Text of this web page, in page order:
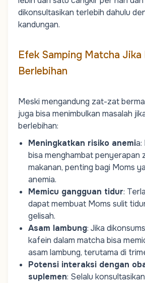
dikonsultasikan terlebih dahulu
kandungan.
Efek Samping Matcha Jika
Berlebihan
Meski mengandung zat-zat
juga bisa menimbulkan masalah
berlebihan:
Meningkatkan risiko anemia:
bisa menghambat penyerapan
makanan, penting bagi Moms
anemia.
Memicu gangguan tidur:
dapat membuat Moms sulit
gelisah.
Asam lambung: Jika
kafein dalam matcha bisa
asam lambung, terutama di
Potensi interaksi dengan
suplemen: Selalu